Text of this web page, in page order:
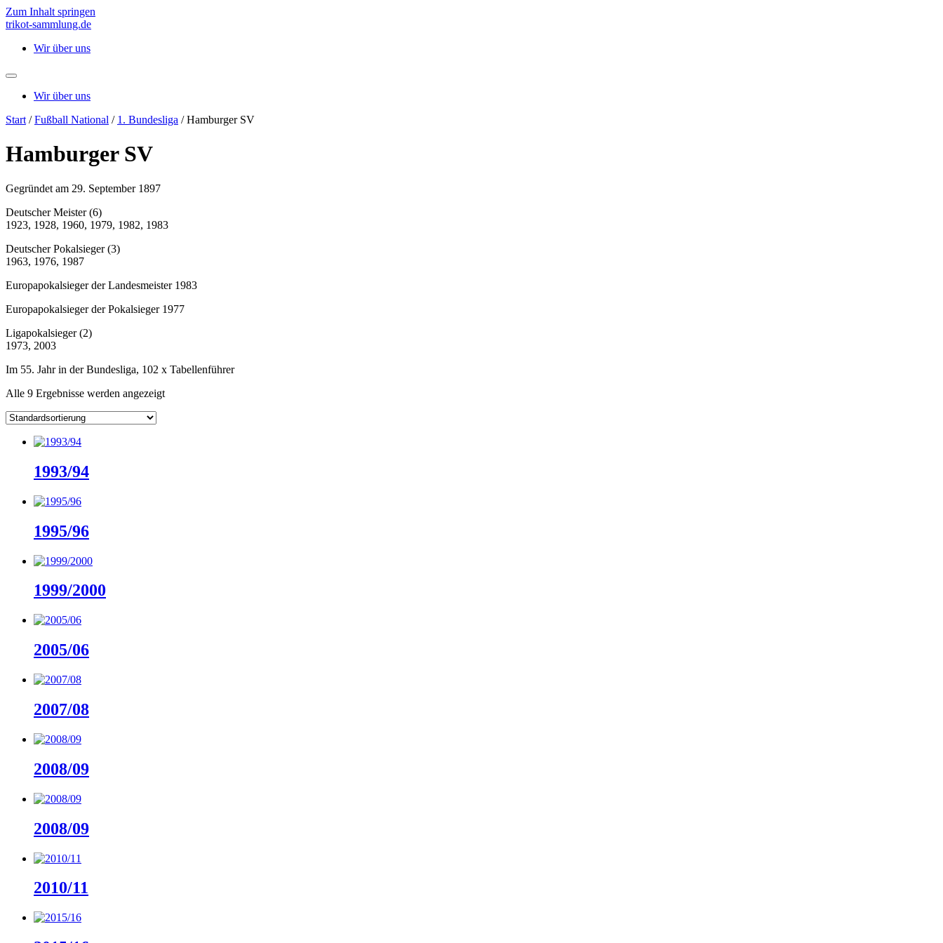
Zum Inhalt springen
trikot-sammlung.de
Wir über uns
Wir über uns
Start /Fußball National / 1. Bundesliga / Hamburger SV
Hamburger SV
Gegründet am 29. September 1897
Deutscher Meister (6)
1923, 1928, 1960, 1979, 1982, 1983
Deutscher Pokalsieger (3)
1963, 1976, 1987
Europapokalsieger der Landesmeister 1983
Europapokalsieger der Pokalsieger 1977
Ligapokalsieger (2)
1973, 2003
Im 55. Jahr in der Bundesliga, 102 x Tabellenführer
Alle 9 Ergebnisse werden angezeigt
1993/94
1995/96
1999/2000
2005/06
2007/08
2008/09
2008/09
2010/11